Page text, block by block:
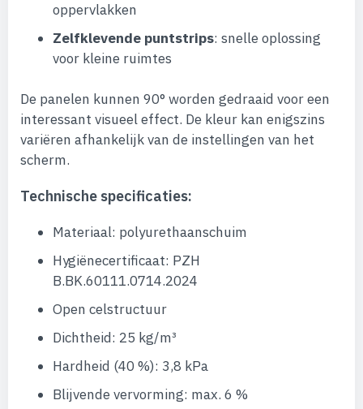
oppervlakken
Zelfklevende puntstrips: snelle oplossing
voor kleine ruimtes
De panelen kunnen 90° worden gedraaid voor een
interessant visueel effect. De kleur kan enigszins
variëren afhankelijk van de instellingen van het
scherm.
Technische specificaties:
Materiaal: polyurethaanschuim
Hygiënecertificaat: PZH
B.BK.60111.0714.2024
Open celstructuur
Dichtheid: 25 kg/m³
Hardheid (40 %): 3,8 kPa
Blijvende vervorming: max. 6 %